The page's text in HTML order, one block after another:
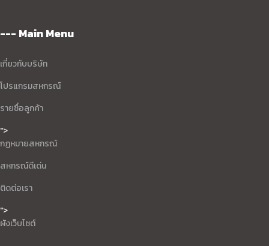
--- Main Menu
เกี่ยวกับบริษัท
โปรแกรมสหกรณ์
รายชื่อลูกค้า
">
กฏหมายสหกรณ์
สหกรณ์ดีเด่น
ติดต่อเรา
">
ผังเว็บไซต์